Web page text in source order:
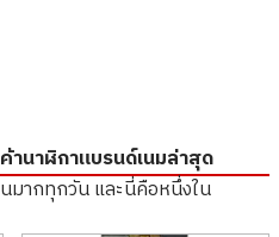
านาฬิกาแบรนด์เนมล่าสุด
มากทุกวัน และนี่คือหนึ่งใน